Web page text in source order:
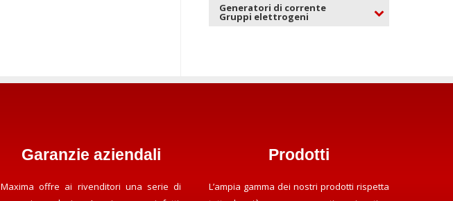
Generatori di corrente
Gruppi elettrogeni
Garanzie aziendali
Maxima offre ai rivenditori una serie di
Prodotti
L’ampia gamma dei nostri prodotti rispetta